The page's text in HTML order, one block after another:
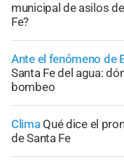
municipal de asilos
Fe?
Ante el fenómeno de
Santa Fe del agua:
bombeo
Clima Qué dice el
de Santa Fe